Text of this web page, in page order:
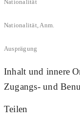
Nationalität
Nationalität, Anm.
Ausprägung
Inhalt und innere
Zugangs- und
Teilen